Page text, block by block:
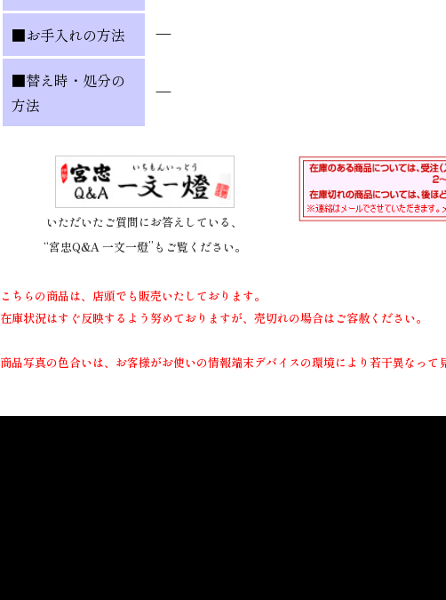
■お手入れの方法 —
■替え時・処分の
方法
—
いただいたご質問にお答えしている、
“宮忠Q&A 一文一燈”もご覧ください。
こちらの商品は、店頭でも販売いたしております。
在庫状況はすぐ反映するよう努めておりますが、売切れの場合はご容赦ください。
商品写真の色合いは、お客様がお使いの情報端末デバイスの環境により若干異なって